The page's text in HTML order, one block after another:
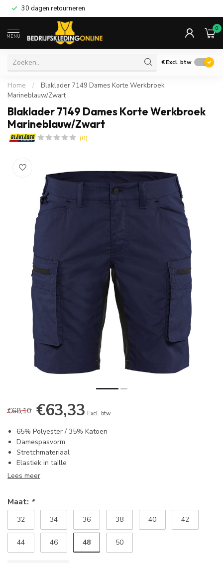
30 dagen retourneren
MENU
0
€Excl. btw
Home /
Blaklader 7149 Dames Korte Werkbroek
Marineblauw/Zwart
Blaklader 7149 Dames Korte Werkbroek
Marineblauw/Zwart
(0)
€68,10 €63,33 Excl. btw
65% Polyester / 35% Katoen
Damespasvorm
Stretchmateriaal
Elastiek in taille
Lees meer
Maat: *
32 34 36 38 40 42
44 46 48 50